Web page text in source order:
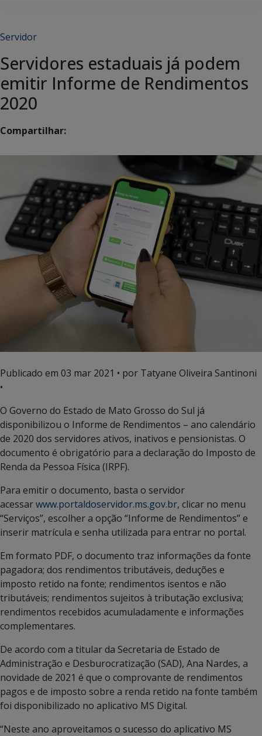
Servidor
Servidores estaduais já podem
emitir Informe de Rendimentos
2020
Compartilhar:
Publicado em 03 mar 2021 • por Tatyane Oliveira Santinoni
•
O Governo do Estado de Mato Grosso do Sul já
disponibilizou o Informe de Rendimentos – ano calendário
de 2020 dos servidores ativos, inativos e pensionistas. O
documento é obrigatório para a declaração do Imposto de
Renda da Pessoa Física (IRPF).
Para emitir o documento, basta o servidor
acessarwww.portaldoservidor.ms.gov.br, clicar no menu
“Serviços”, escolher a opção “Informe de Rendimentos” e
inserir matrícula e senha utilizada para entrar no portal.
Em formato PDF, o documento traz informações da fonte
pagadora; dos rendimentos tributáveis, deduções e
imposto retido na fonte; rendimentos isentos e não
tributáveis; rendimentos sujeitos à tributação exclusiva;
rendimentos recebidos acumuladamente e informações
complementares.
De acordo com a titular da Secretaria de Estado de
Administração e Desburocratização (SAD), Ana Nardes, a
novidade de 2021 é que o comprovante de rendimentos
pagos e de imposto sobre a renda retido na fonte também
foi disponibilizado no aplicativo MS Digital.
“Neste ano aproveitamos o sucesso do aplicativo MS